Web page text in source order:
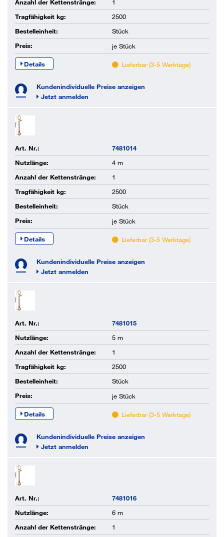
Anzahl der Kettenstränge:
1
Tragfähigkeit kg:
2500
Bestelleinheit:
Stück
Preis:
je Stück
Details Lieferbar (3-5 Werktage)
Kundenindividuelle Preise anzeigen
Jetzt anmelden
Art. Nr.:
7481014
Nutzlänge:
4 m
Anzahl der Kettenstränge:
1
Tragfähigkeit kg:
2500
Bestelleinheit:
Stück
Preis:
je Stück
Details Lieferbar (3-5 Werktage)
Kundenindividuelle Preise anzeigen
Jetzt anmelden
Art. Nr.:
7481015
Nutzlänge:
5 m
Anzahl der Kettenstränge:
1
Tragfähigkeit kg:
2500
Bestelleinheit:
Stück
Preis:
je Stück
Details Lieferbar (3-5 Werktage)
Kundenindividuelle Preise anzeigen
Jetzt anmelden
Art. Nr.:
7481016
Nutzlänge:
6 m
Anzahl der Kettenstränge:
1